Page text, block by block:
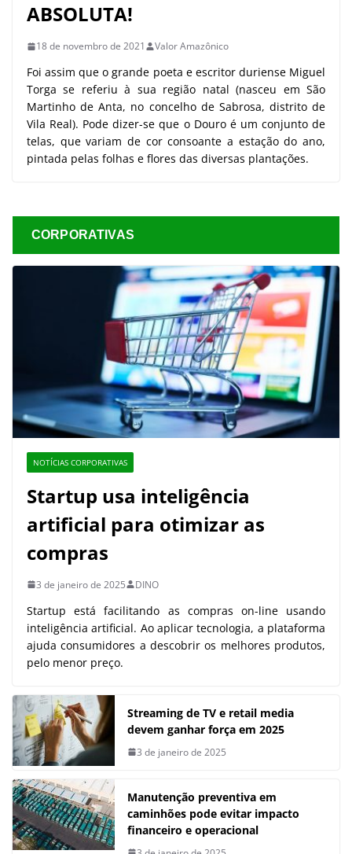
ABSOLUTA!
18 de novembro de 2021 Valor Amazônico
Foi assim que o grande poeta e escritor duriense Miguel
Torga se referiu à sua região natal (nasceu em São
Martinho de Anta, no concelho de Sabrosa, distrito de
Vila Real). Pode dizer-se que o Douro é um conjunto de
telas, que variam de cor consoante a estação do ano,
pintada pelas folhas e flores das diversas plantações.
CORPORATIVAS
NOTÍCIAS CORPORATIVAS
Startup usa inteligência
artificial para otimizar as
compras
3 de janeiro de 2025 DINO
Startup está facilitando as compras on-line usando
inteligência artificial. Ao aplicar tecnologia, a plataforma
ajuda consumidores a descobrir os melhores produtos,
pelo menor preço.
Streaming de TV e retail media
devem ganhar força em 2025
3 de janeiro de 2025
Manutenção preventiva em
caminhões pode evitar impacto
financeiro e operacional